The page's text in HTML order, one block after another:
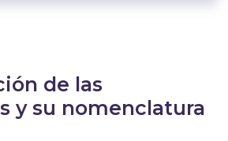
de las
y su nomenclatura